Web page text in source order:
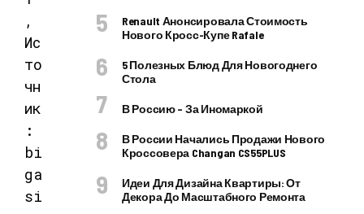
,
Ис
то
чн
ик
:
bi
ga
si
Renault Анонсировала Стоимость
Нового Кросс-Купе Rafale
5 Полезных Блюд Для Новогоднего
Стола
В Россию – За Иномаркой
В России Начались Продажи Нового
Кроссовера Changan CS55PLUS
Идеи Для Дизайна Квартиры: От
Декора До Масштабного Ремонта